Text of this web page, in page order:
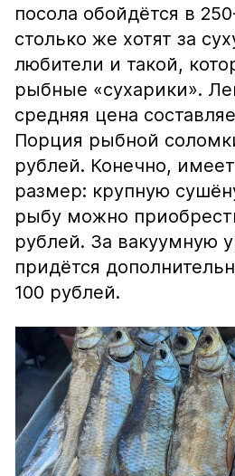
посола обойдётся в
столько же хотят за
любители и такой,
рыбные «сухарики».
средняя цена
Порция рыбной
рублей. Конечно,
размер: крупную
рыбу можно
рублей. За вакуумную
придётся
100 рублей.